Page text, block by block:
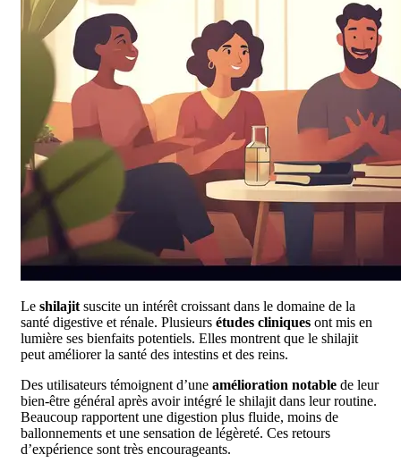
Le shilajit suscite un intérêt croissant dans le domaine de la
santé digestive et rénale. Plusieurs études cliniques ont mis en
lumière ses bienfaits potentiels. Elles montrent que le shilajit
peut améliorer la santé des intestins et des reins.
Des utilisateurs témoignent d’une amélioration notable de leur
bien-être général après avoir intégré le shilajit dans leur routine.
Beaucoup rapportent une digestion plus fluide, moins de
ballonnements et une sensation de légèreté. Ces retours
d’expérience sont très encourageants.